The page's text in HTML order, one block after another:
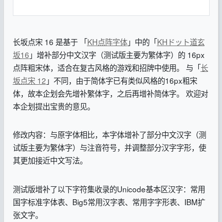
长坂点宋 16 是基于 「KH点阵字体」中的「KHドット道玄
坂16 」增补部分中文汉字（测试版主要为繁体字）的 16px
点阵粗宋体，适合在复古风格的游戏和招牌中使用。 与「长
坂点宋 12 」不同，由于简体字已有类似风格的16px粗宋
体，故本企划会先增补繁体字，之后再增补简体字。 欢迎对
本企划提出宝贵的意见。
修改内容：与原字体相比，本字体增补了部分中文汉字（测
试版主要为繁体字）与注音符号，并调整部分汉字字形，使
其更加接近中文写法。
测试版增补了以下字符集收录的Unicode基本区汉字：常用
国字标准字体表、Big5常用汉字表、常用字字形表、IBM扩
张文字。